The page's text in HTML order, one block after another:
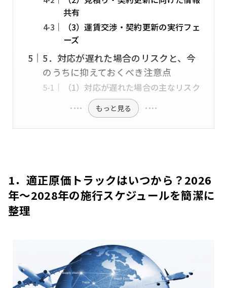
共有
（3）運賃交渉・契約更新の実行フェ
ーズ
5．対応が遅れた場合のリスクと、今
のうちに抑えておくべき注意点
（1）対応が遅れた場合の主なリスク
もっと見る
1．適正原価トラックはいつから？2026
年～2028年の施行スケジュールを簡潔に
整理